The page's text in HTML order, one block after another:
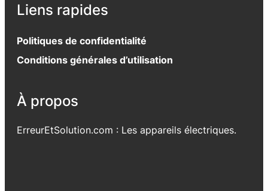
Liens rapides
Politiques de confidentialité
Conditions générales d’utilisation
À propos
ErreurEtSolution.com : Les appareils électriques.